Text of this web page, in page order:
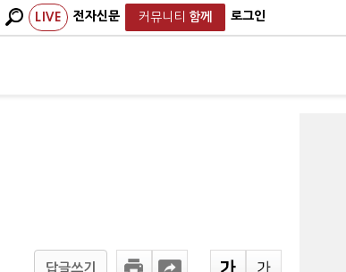
LIVE 전자신문 커뮤니티 함께 로그인
답글쓰기